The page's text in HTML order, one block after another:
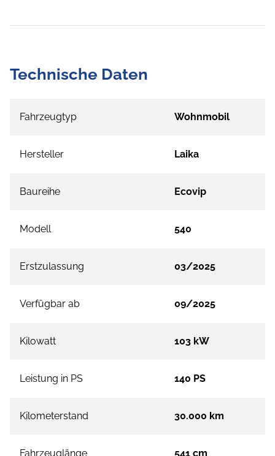
Technische Daten
Fahrzeugtyp Wohnmobil
Hersteller Laika
Baureihe Ecovip
Modell 540
Erstzulassung 03/2025
Verfügbar ab 09/2025
Kilowatt 103 kW
Leistung in PS 140 PS
Kilometerstand 30.000 km
Fahrzeuglänge 541 cm